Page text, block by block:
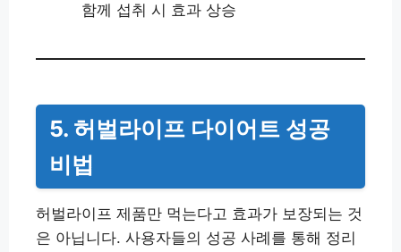
함께 섭취 시 효과 상승
5. 허벌라이프 다이어트 성공
비법
허벌라이프 제품만 먹는다고 효과가 보장되는 것
은 아닙니다. 사용자들의 성공 사례를 통해 정리